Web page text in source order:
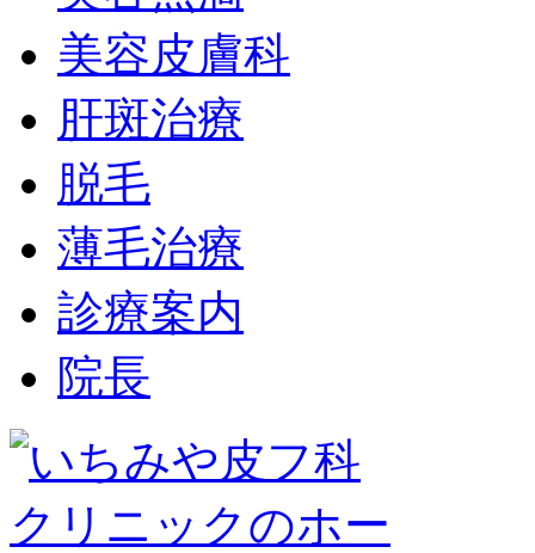
美容皮膚科
肝斑治療
脱毛
薄毛治療
診療案内
院長